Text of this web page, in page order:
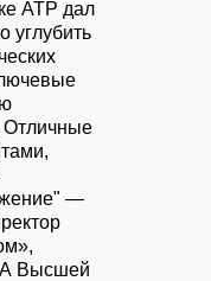
АТР дал
углубить
Отличные
—
Высшей